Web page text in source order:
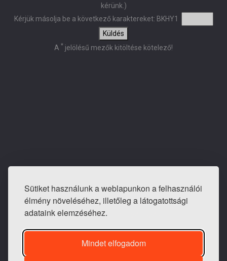
Sütiket használunk a weblapunkon a felhasználói
élmény növeléséhez, illetőleg a látogatottsági
adataink elemzéséhez.
Mindet elfogadom
kérünk.)
Kérjük másolja be a következő karaktereket: BKHY1
Küldés
A * jelölésű mezők kitöltése kötelező!
E-mail: info@tapeta-bolt.hu
Mobil:+36 20 421 0810
Telefon / fax: